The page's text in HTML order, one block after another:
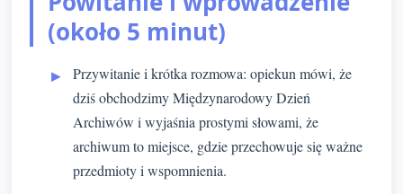
(około 5 minut)
Przywitanie i krótka rozmowa: opiekun mówi, że
dziś obchodzimy Międzynarodowy Dzień
Archiwów i wyjaśnia prostymi słowami, że
archiwum to miejsce, gdzie przechowuje się ważne
przedmioty i wspomnienia.